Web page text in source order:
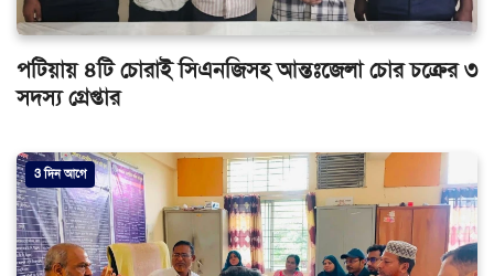
পটিয়ায় ৪টি চোরাই সিএনজিসহ আন্তঃজেলা চোর চক্রের ৩
সদস্য গ্রেপ্তার
3 দিন আগে